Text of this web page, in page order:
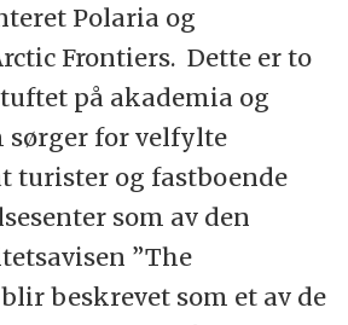
Polaria og
Frontiers. Dette er to
på akademia og
sørger for velfylte
turister og fastboende
som av den
”The
beskrevet som et av de